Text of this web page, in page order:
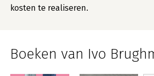
kosten te realiseren.
Boeken van Ivo